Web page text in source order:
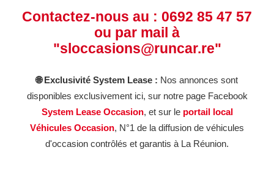
Contactez-nous au : 0692 85 47 57
ou par mail à
"sloccasions@runcar.re"
🌐 Exclusivité System Lease : Nos annonces sont
disponibles exclusivement ici, sur notre page Facebook
System Lease Occasion, et sur le portail local
Véhicules Occasion, N°1 de la diffusion de véhicules
d'occasion contrôlés et garantis à La Réunion.